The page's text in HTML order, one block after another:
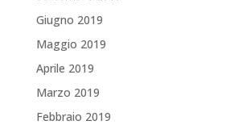
Giugno 2019
Maggio 2019
Aprile 2019
Marzo 2019
Febbraio 2019